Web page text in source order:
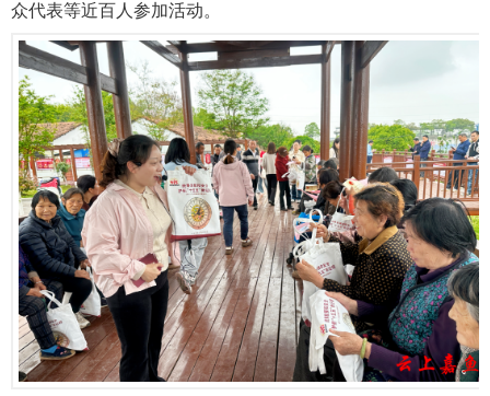
众代表等近百人参加活动。